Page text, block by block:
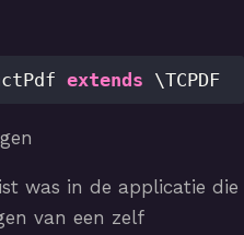
extends \TCPDF
was in de applicatie die
van een zelf